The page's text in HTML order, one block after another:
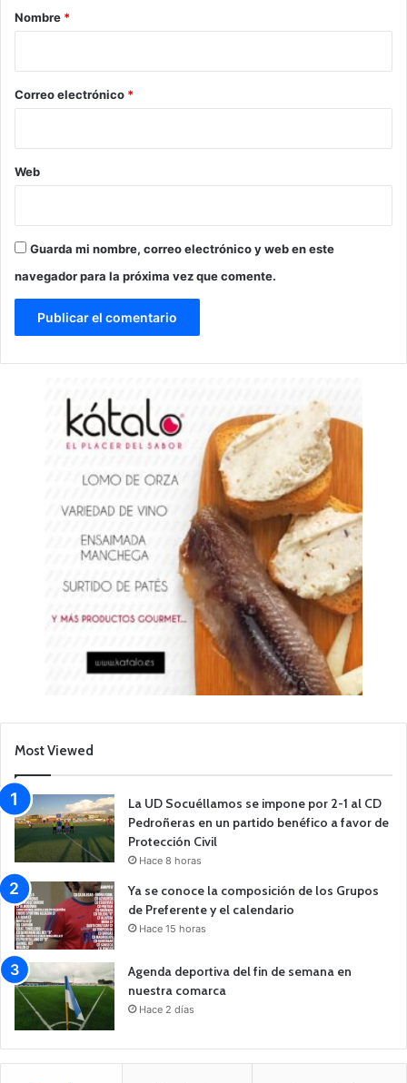
r
*
Nombre *
Correo electrónico *
Web
Guarda mi nombre, correo electrónico y web en este
navegador para la próxima vez que comente.
Most Viewed
La UD Socuéllamos se impone por 2-1 al CD
Pedroñeras en un partido benéfico a favor de
Protección Civil
Hace 8 horas
Ya se conoce la composición de los Grupos
de Preferente y el calendario
Hace 15 horas
Agenda deportiva del fin de semana en
nuestra comarca
Hace 2 días